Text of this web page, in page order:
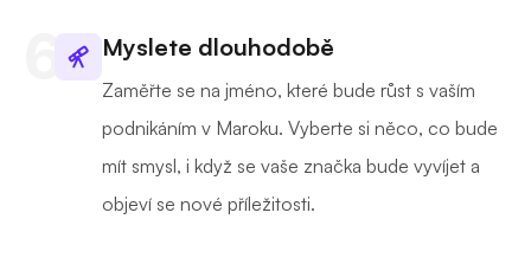
Myslete dlouhodobě
Zaměřte se na jméno, které bude růst s vaším
podnikáním v Maroku. Vyberte si něco, co bude
mít smysl, i když se vaše značka bude vyvíjet a
objeví se nové příležitosti.